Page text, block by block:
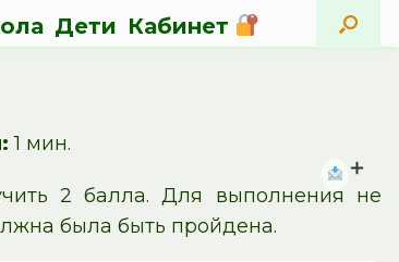
Дети Кабинет
1 мин.
2 балла. Для выполнения не
была быть пройдена.